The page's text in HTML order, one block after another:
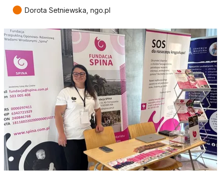
● Dorota Setniewska, ngo.pl